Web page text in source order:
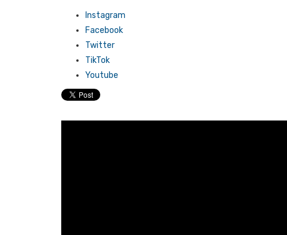
Instagram
Facebook
Twitter
TikTok
Youtube